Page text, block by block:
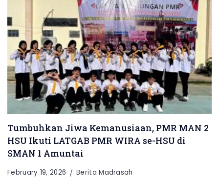
Tumbuhkan Jiwa Kemanusiaan, PMR MAN 2
HSU Ikuti LATGAB PMR WIRA se-HSU di
SMAN 1 Amuntai
February 19, 2026 Berita Madrasah